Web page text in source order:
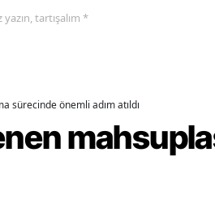
tartışalım *
sürecinde önemli adım atıldı